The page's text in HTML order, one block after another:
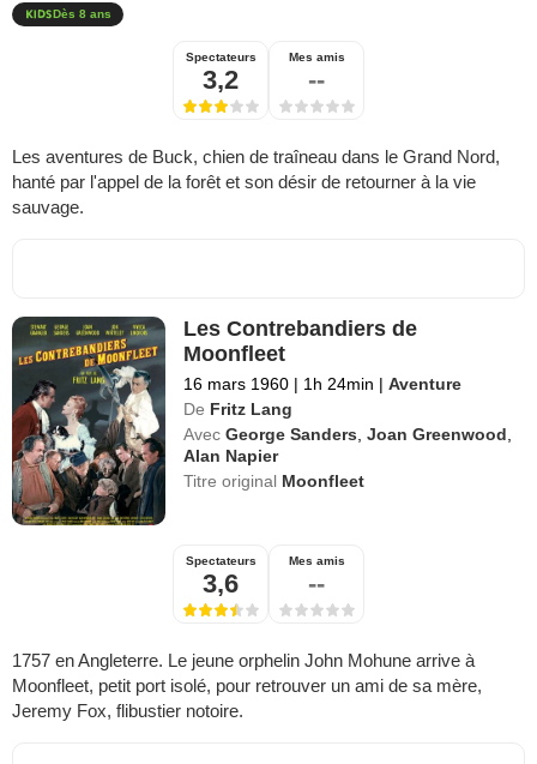
Dès 8 ans
Spectateurs
3,2
Mes amis
--
Les aventures de Buck, chien de traîneau dans le Grand Nord,
hanté par l'appel de la forêt et son désir de retourner à la vie
sauvage.
Les Contrebandiers de
Moonfleet
16 mars 1960 | 1h 24min | Aventure
De Fritz Lang
Avec George Sanders ,Joan Greenwood
Alan Napier
Titre original Moonfleet
Spectateurs
3,6
Mes amis
--
1757 en Angleterre. Le jeune orphelin John Mohune arrive à
Moonfleet, petit port isolé, pour retrouver un ami de sa mère,
Jeremy Fox, flibustier notoire.